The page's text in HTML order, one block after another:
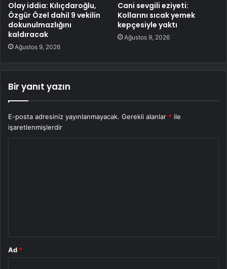
Olay iddia: Kılıçdaroğlu,
Özgür Özel dahil 9 vekilin
dokunulmazlığını
kaldıracak
Ağustos 9, 2026
Cani sevgili eziyeti:
Kollarını sıcak yemek
kepçesiyle yaktı
Ağustos 9, 2026
Bir yanıt yazın
E-posta adresiniz yayınlanmayacak. Gerekli alanlar * ile
işaretlenmişlerdir
Ad *